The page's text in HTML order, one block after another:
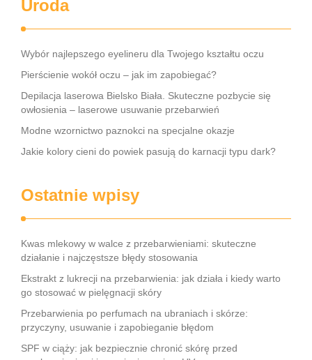
Uroda
Wybór najlepszego eyelineru dla Twojego kształtu oczu
Pierścienie wokół oczu – jak im zapobiegać?
Depilacja laserowa Bielsko Biała. Skuteczne pozbycie się
owłosienia – laserowe usuwanie przebarwień
Modne wzornictwo paznokci na specjalne okazje
Jakie kolory cieni do powiek pasują do karnacji typu dark?
Ostatnie wpisy
Kwas mlekowy w walce z przebarwieniami: skuteczne
działanie i najczęstsze błędy stosowania
Ekstrakt z lukrecji na przebarwienia: jak działa i kiedy warto
go stosować w pielęgnacji skóry
Przebarwienia po perfumach na ubraniach i skórze:
przyczyny, usuwanie i zapobieganie błędom
SPF w ciąży: jak bezpiecznie chronić skórę przed